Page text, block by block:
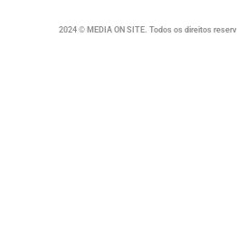
2024 © MEDIA ON SITE. Todos os direitos